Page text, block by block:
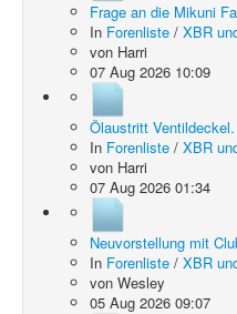
Frage an die Mikuni
In Forenliste / XBR
von Harri
07 Aug 2026 10:09
Ölaustritt Ventildeckel.
In Forenliste / XBR
von Harri
07 Aug 2026 01:34
Neuvorstellung mit
In Forenliste / XBR
von Wesley
05 Aug 2026 09:07